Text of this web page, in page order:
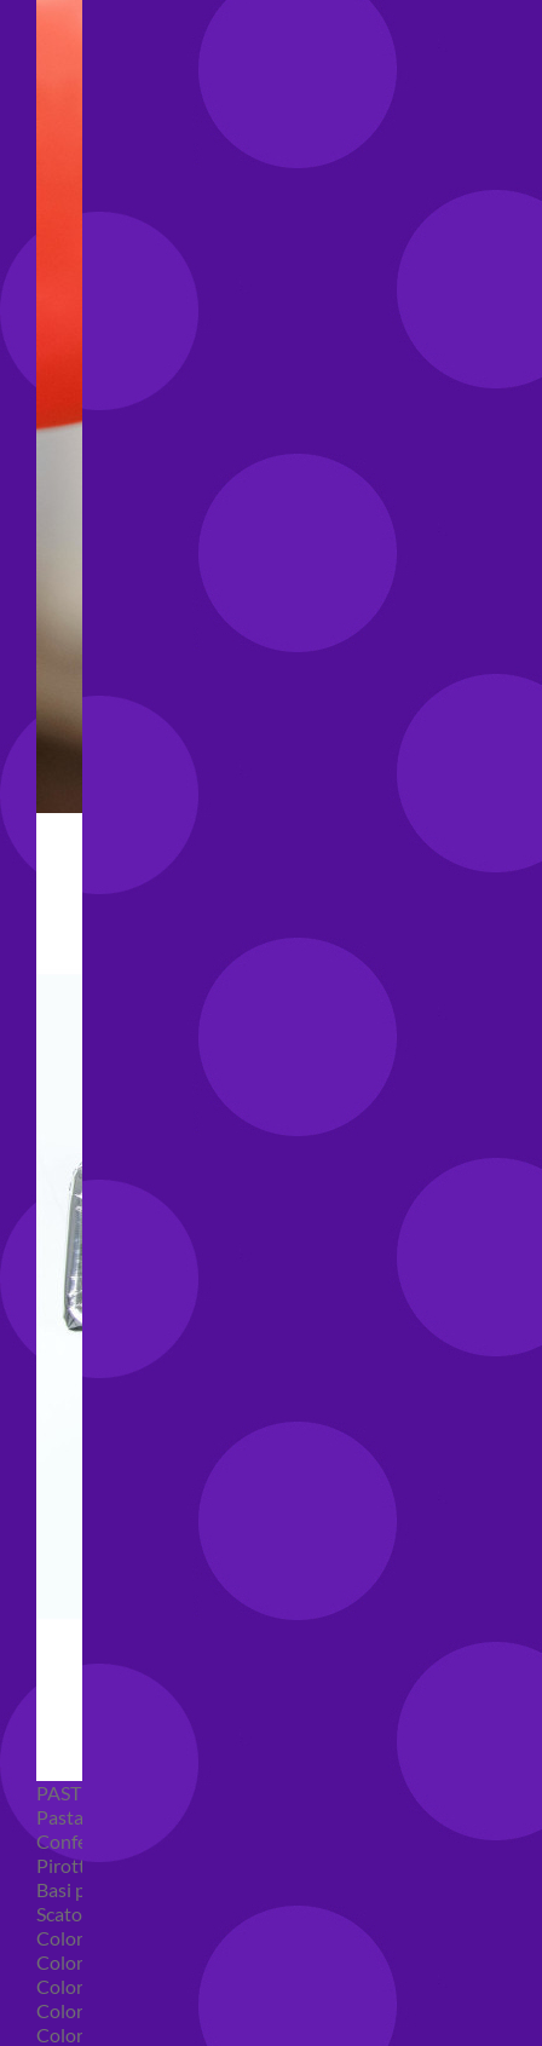
PASTICCERIA
Pasta di zucchero
Confetti
Pirottini
Basi polistirolo per torte
Scatole per torte
Coloranti alimentari
Coloranti alimentari in gel
Colorante alimentare spray
Coloranti alimentari in polvere
Coloranti liquidi